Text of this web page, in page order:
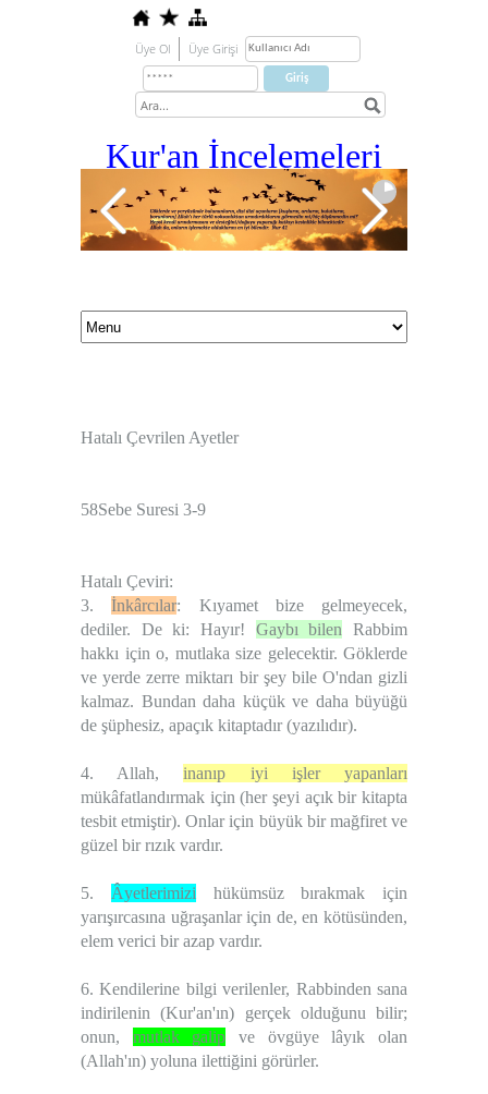
Üye Ol Üye Girişi
Kur'an İncelemeleri
Hatalı Çevrilen Ayetler
58Sebe Suresi 3-9
Hatalı Çeviri:
3.İnkârcılar: Kıyamet bize gelmeyecek,
dediler. De ki: Hayır! Gaybı bilen Rabbim
hakkı için o, mutlaka size gelecektir. Göklerde
ve yerde zerre miktarı bir şey bile O'ndan gizli
kalmaz. Bundan daha küçük ve daha büyüğü
de şüphesiz, apaçık kitaptadır (yazılıdır).
4. Allah, inanıp iyi işler yapanları
mükâfatlandırmak için (her şeyi açık bir kitapta
tesbit etmiştir). Onlar için büyük bir mağfiret ve
güzel bir rızık vardır.
5. Âyetlerimizi hükümsüz bırakmak için
yarışırcasına uğraşanlar için de, en kötüsünden,
elem verici bir azap vardır.
6. Kendilerine bilgi verilenler, Rabbinden sana
indirilenin (Kur'an'ın) gerçek olduğunu bilir;
onun, mutlak galip ve övgüye lâyık olan
(Allah'ın) yoluna ilettiğini görürler.